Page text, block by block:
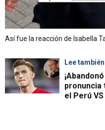
Así fue la reacción de Isabella
Lee también
pronuncia
el Perú